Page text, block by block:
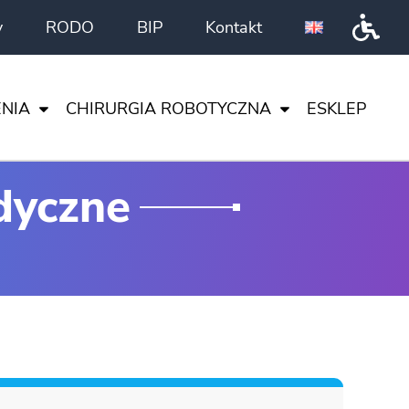
RODO BIP Kontakt
CHIRURGIA ROBOTYCZNA ESKLEP